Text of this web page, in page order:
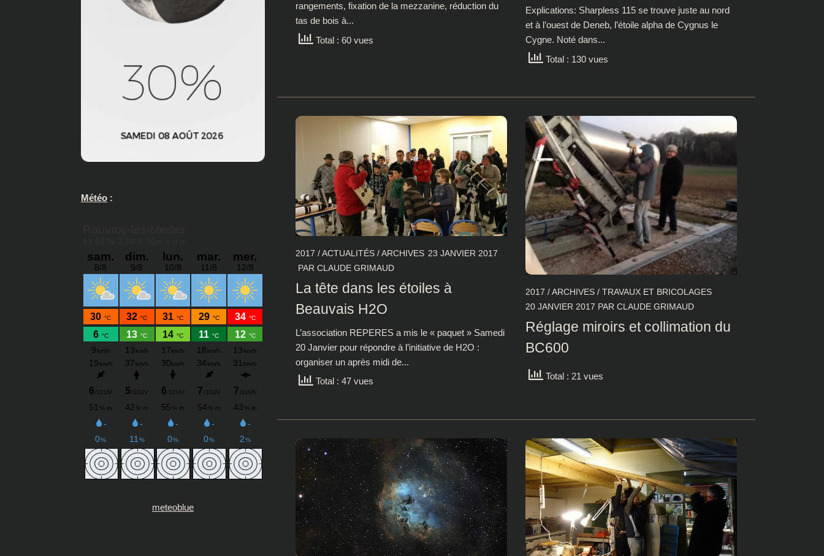
rangements, fixation de la mezzanine, réduction du
tas de bois à...
Total : 60 vues
Explications: Sharpless 115 se trouve juste au nord
et à l’ouest de Deneb, l’étoile alpha de Cygnus le
Cygne. Noté dans...
Total : 130 vues
2017 /ACTUALITÉS /ARCHIVES 23 JANVIER 2017
PAR CLAUDE GRIMAUD
La tête dans les étoiles à
Beauvais H2O
L’association REPERES a mis le « paquet » Samedi
20 Janvier pour répondre à l’initiative de H2O :
organiser un après midi de...
Total : 47 vues
2017 /ARCHIVES / TRAVAUX ET BRICOLAGES
20 JANVIER 2017 PAR CLAUDE GRIMAUD
Réglage miroirs et collimation du
BC600
Total : 21 vues
Météo :
meteoblue